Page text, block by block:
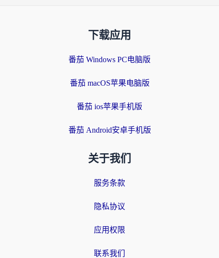
下载应用
番茄 Windows PC电脑版
番茄 macOS苹果电脑版
番茄 ios苹果手机版
番茄 Android安卓手机版
关于我们
服务条款
隐私协议
应用权限
联系我们